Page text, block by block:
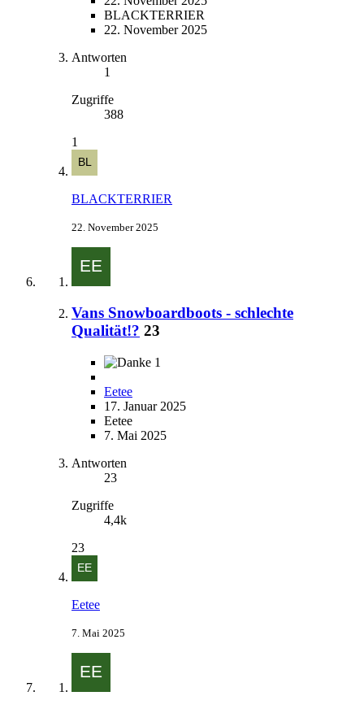
BLACKTERRIER
22. November 2025
Antworten
1
Zugriffe
388
1
BLACKTERRIER
22. November 2025
Vans Snowboardboots - schlechte
Qualität!? 23
1
Eetee
17. Januar 2025
Eetee
7. Mai 2025
Antworten
23
Zugriffe
4,4k
23
Eetee
7. Mai 2025